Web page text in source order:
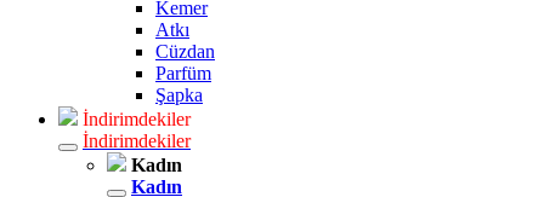
Kemer
Atkı
Cüzdan
Parfüm
Şapka
İndirimdekiler
İndirimdekiler
Kadın
Kadın